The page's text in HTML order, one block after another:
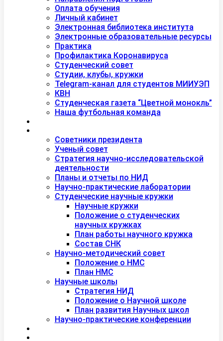
Оплата обучения
Личный кабинет
Электронная библиотека института
Электронные образовательные ресурсы
Практика
Профилактика Коронавируса
Студенческий совет
Студии, клубы, кружки
Telegram-канал для студентов МИИУЭП
КВН
Студенческая газета “Цветной монокль”
Наша футбольная команда
Советники президента
Ученый совет
Стратегия научно-исследовательской
деятельности
Планы и отчеты по НИД
Научно-практические лаборатории
Студенческие научные кружки
Научные кружки
Положение о студенческих
научных кружках
План работы научного кружка
Состав СНК
Научно-методический совет
Положение о НМС
План НМС
Научные школы
Стратегия НИД
Положение о Научной школе
План развития Научных школ
Научно-практические конференции